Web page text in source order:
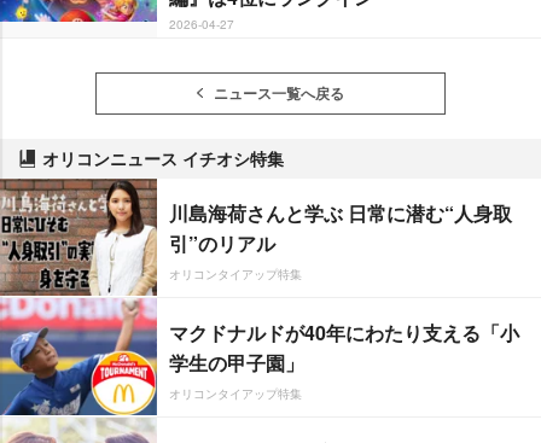
2026-04-27
ニュース一覧へ戻る
オリコンニュース イチオシ特集
川島海荷さんと学ぶ 日常に潜む“人身取
引”のリアル
オリコンタイアップ特集
マクドナルドが40年にわたり支える「小
学生の甲子園」
オリコンタイアップ特集